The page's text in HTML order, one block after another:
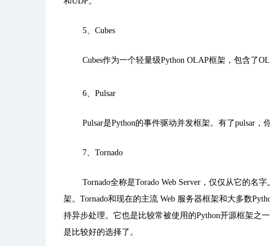
5、 Cubes
Cubes作为一个轻量级Python OLAP框架，包含了
6、 Pulsar
Pulsar是Python的事件驱动并发框架。有了pulsar ，
7、 Tornado
Tornado全称是Torado Web Server ，仅仅从它的名
架。 Tornado和现在的主流 Web 服务器框架和大多数
持异步处理。它也是比较常被使用的Python开源框架之
是比较好的选择了。